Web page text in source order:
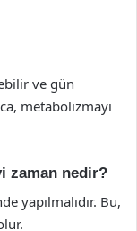
ve gün
metabolizmayı
zaman nedir?
yapılmalıdır. Bu,